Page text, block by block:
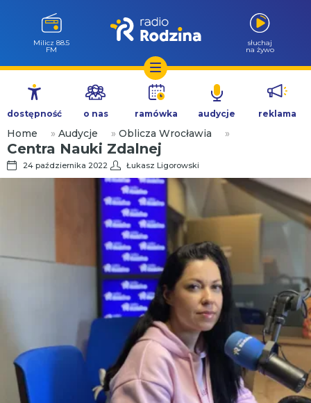
Przejdź
treści
Milicz 88.5
FM
słuchaj
na żywo
dostępność o nas ramówka audycje reklama
Home » Audycje » Oblicza Wrocławia »
Centra Nauki Zdalnej
24 października 2022 Łukasz Ligorowski